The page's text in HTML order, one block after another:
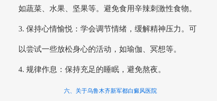
如蔬菜、水果、坚果等。避免食用辛辣刺激性食物。
3. 保持心情愉悦：学会调节情绪，缓解精神压力。可
以尝试一些放松身心的活动，如瑜伽、冥想等。
4. 规律作息：保持充足的睡眠，避免熬夜。
六、关于乌鲁木齐新军都白癜风医院